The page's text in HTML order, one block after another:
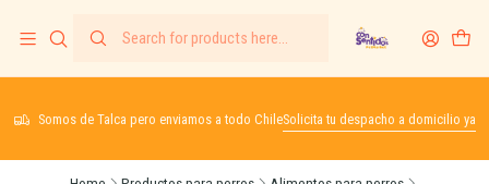
Somos de Talca pero enviamos a todo ChileSolicita tu despacho a domicilio ya